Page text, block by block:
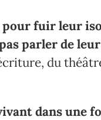
pour fuir leur
parler de
du
dans une